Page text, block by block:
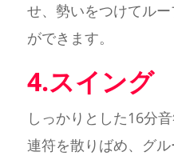
せ、勢いをつけてル
ができます。
4.スイング
しっかりとした16分
連符を散りばめ、グ